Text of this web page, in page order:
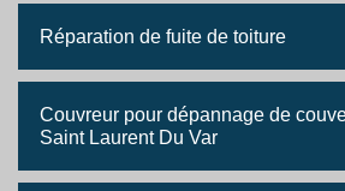
Réparation de fuite de toiture
Couvreur pour dépannage de
Saint Laurent Du Var